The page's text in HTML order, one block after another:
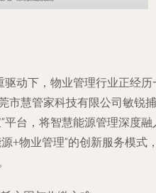
驱动下，物业管理行业正经历
市慧管家科技有限公司敏锐捕
平台，将智慧能源管理深度融
+物业管理”的创新服务模式